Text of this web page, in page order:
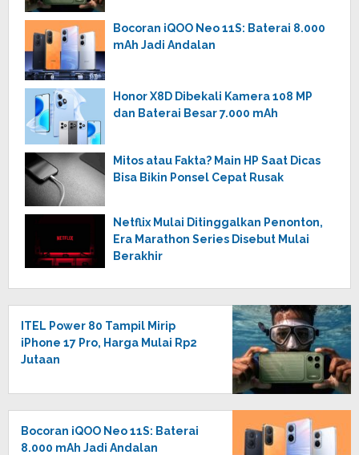
Bocoran iQOO Neo 11S: Baterai 8.000
mAh Jadi Andalan
Honor X8D Dibekali Kamera 108 MP
dan Baterai Besar 7.000 mAh
Mitos atau Fakta? Main HP Saat Dicas
Bisa Bikin Ponsel Cepat Rusak
Netflix Mulai Ditinggalkan Penonton,
Era Marathon Series Disebut Mulai
Berakhir
ITEL Power 80 Tampil Mirip
iPhone 17 Pro, Harga Mulai Rp2
Jutaan
Bocoran iQOO Neo 11S: Baterai
8.000 mAh Jadi Andalan